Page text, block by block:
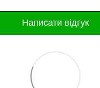
Написати відгук